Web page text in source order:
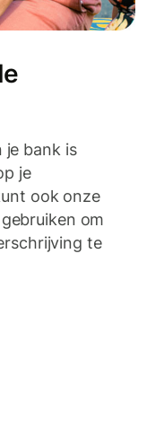
je bank is
je
ook onze
om
te